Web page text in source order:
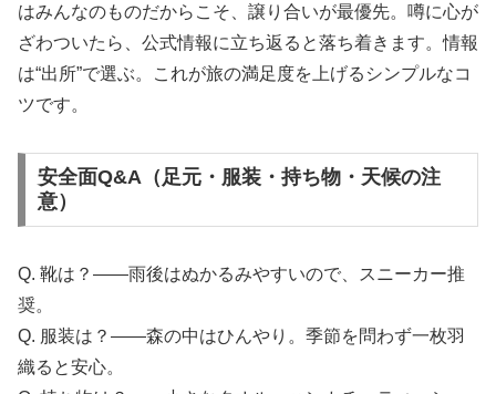
はみんなのものだからこそ、譲り合いが最優先。噂に心が
ざわついたら、公式情報に立ち返ると落ち着きます。情報
は“出所”で選ぶ。これが旅の満足度を上げるシンプルなコ
ツです。
安全面Q&A（足元・服装・持ち物・天候の注
意）
Q. 靴は？――雨後はぬかるみやすいので、スニーカー推
奨。
Q. 服装は？――森の中はひんやり。季節を問わず一枚羽
織ると安心。